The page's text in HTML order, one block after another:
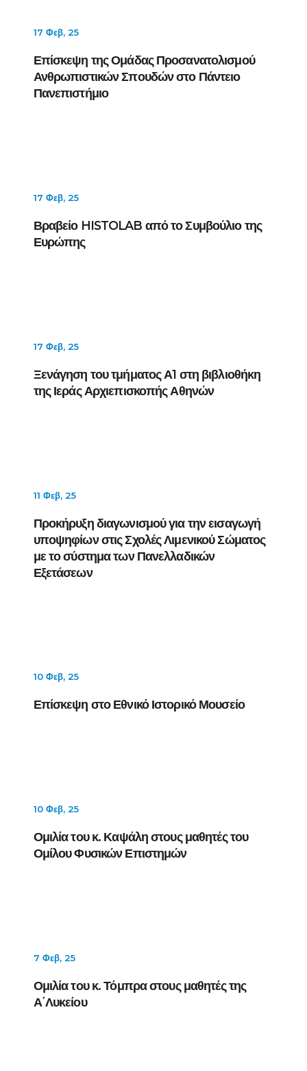
17 Φεβ, 25
Επίσκεψη της Ομάδας Προσανατολισμού
Ανθρωπιστικών Σπουδών στο Πάντειο
Πανεπιστήμιο
17 Φεβ, 25
Βραβείο HISTOLAB από το Συμβούλιο της
Ευρώπης
17 Φεβ, 25
Ξενάγηση του τμήματος Α1 στη βιβλιοθήκη
της Ιεράς Αρχιεπισκοπής Αθηνών
11 Φεβ, 25
Προκήρυξη διαγωνισμού για την εισαγωγή
υποψηφίων στις Σχολές Λιμενικού Σώματος
με το σύστημα των Πανελλαδικών
Εξετάσεων
10 Φεβ, 25
Επίσκεψη στο Εθνικό Ιστορικό Μουσείο
10 Φεβ, 25
Ομιλία του κ. Καψάλη στους μαθητές του
Ομίλου Φυσικών Επιστημών
7 Φεβ, 25
Ομιλία του κ. Τόμπρα στους μαθητές της
Α΄Λυκείου